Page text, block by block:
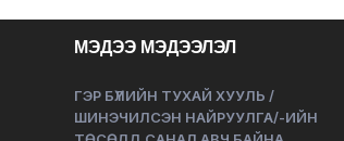
МЭДЭЭ МЭДЭЭЛЭЛ
ГЭР БҮЛИЙН ТУХАЙ ХУУЛЬ /
ШИНЭЧИЛСЭН НАЙРУУЛГА/-ИЙН